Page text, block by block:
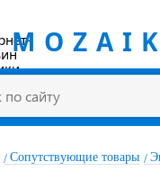
MOZAIK
Сопутствующие товары